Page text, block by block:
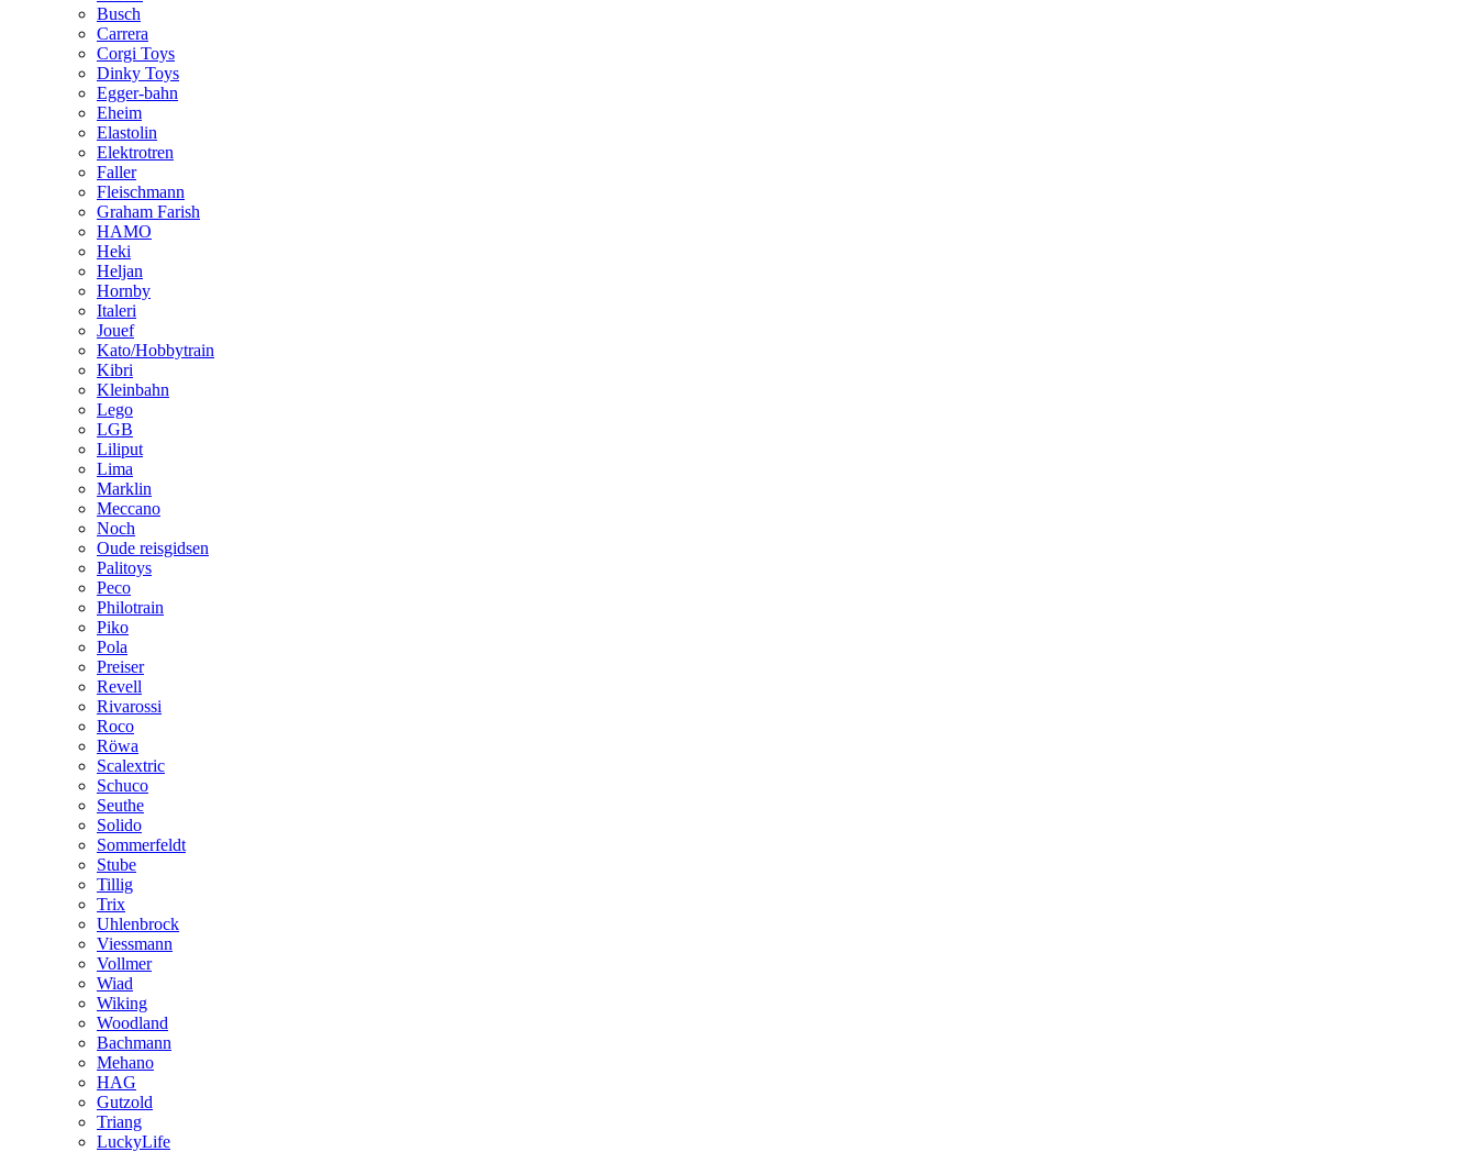
Busch
Carrera
Corgi Toys
Dinky Toys
Egger-bahn
Eheim
Elastolin
Elektrotren
Faller
Fleischmann
Graham Farish
HAMO
Heki
Heljan
Hornby
Italeri
Jouef
Kato/Hobbytrain
Kibri
Kleinbahn
Lego
LGB
Liliput
Lima
Marklin
Meccano
Noch
Oude reisgidsen
Palitoys
Peco
Philotrain
Piko
Pola
Preiser
Revell
Rivarossi
Roco
Röwa
Scalextric
Schuco
Seuthe
Solido
Sommerfeldt
Stube
Tillig
Trix
Uhlenbrock
Viessmann
Vollmer
Wiad
Wiking
Woodland
Bachmann
Mehano
HAG
Gutzold
Triang
LuckyLife